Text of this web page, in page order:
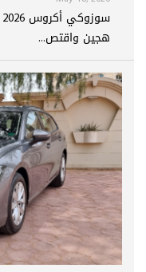
هجين واقتص...